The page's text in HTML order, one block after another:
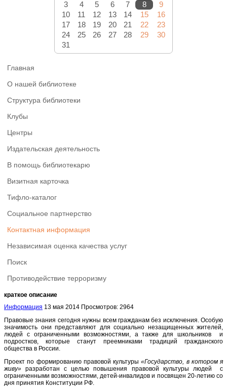
3
4 5 6 7 8
9
10
11 12 13 14 15
16
17
18 19 20 21 22
23
24
25 26 27 28 29
30
31
Главная
О нашей библиотеке
Структура библиотеки
Клубы
Центры
Издательская деятельность
В помощь библиотекарю
Визитная карточка
Тифло-каталог
Социальное партнерство
Контактная информация
Независимая оценка качества услуг
Поиск
Противодействие терроризму
краткое описание
Информация 13 мая 2014 Просмотров: 2964
Правовые знания сегодня нужны всем гражданам без исключения. Особую
значимость они представляют для социально незащищенных жителей,
людей с ограниченными возможностями, а также для школьников и
подростков, которые станут преемниками традиций гражданского
общества в России.
Проект по формированию правовой культуры«Государство, в котором я
живу» разработан с целью повышения правовой культуры людей с
ограниченными возможностями, детей-инвалидов и посвящен 20-летию со
дня принятия Конституции РФ.